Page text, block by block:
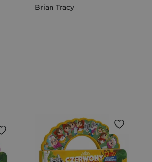
Brian Tracy